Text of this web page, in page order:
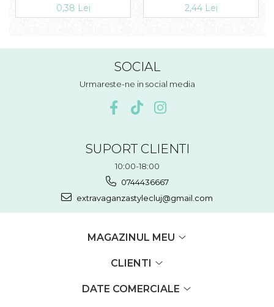
0,38 Lei
2,44 Lei
SOCIAL
Urmareste-ne in social media
SUPORT CLIENTI
10:00-18:00
0744436667
extravaganzastylecluj@gmail.com
MAGAZINUL MEU
CLIENTI
DATE COMERCIALE